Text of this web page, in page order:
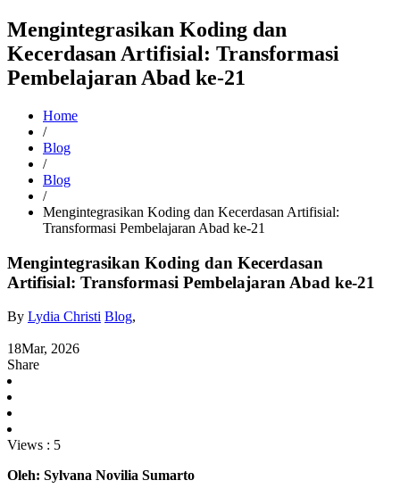
Mengintegrasikan Koding dan
Kecerdasan Artifisial: Transformasi
Pembelajaran Abad ke-21
Home
/
Blog
/
Blog
/
Mengintegrasikan Koding dan Kecerdasan Artifisial:
Transformasi Pembelajaran Abad ke-21
Mengintegrasikan Koding dan Kecerdasan
Artifisial: Transformasi Pembelajaran Abad ke-21
By Lydia Christi Blog,
18Mar, 2026
Share
Views : 5
Oleh: Sylvana Novilia Sumarto